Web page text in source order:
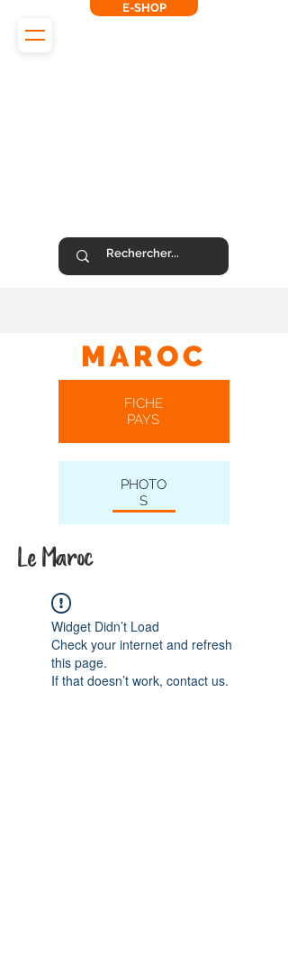
E-SHOP
MAROC
FICHE
PAYS
PHOTO
S
Le Maroc
Widget Didn’t Load
Check your internet and refresh
this page.
If that doesn’t work, contact us.